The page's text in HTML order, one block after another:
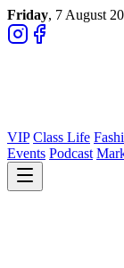
Friday, 7 August
VIP Class Life
Events Podcast